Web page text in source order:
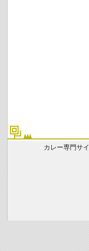
カレー専門サ